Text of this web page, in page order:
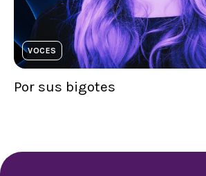
VOCES
Por sus bigotes